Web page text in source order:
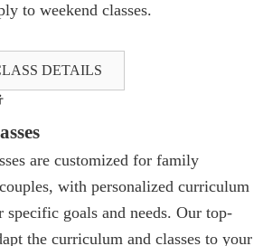
to weekend classes.
DETAILS
are customized for family
with personalized curriculum
specific goals and needs. Our top-
the curriculum and classes to your